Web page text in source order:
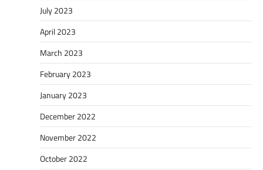
July 2023
April 2023
March 2023
February 2023
January 2023
December 2022
November 2022
October 2022